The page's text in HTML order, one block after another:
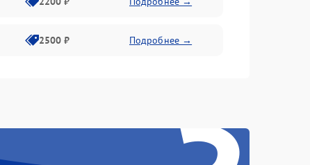
2500 ₽ Подробнее →